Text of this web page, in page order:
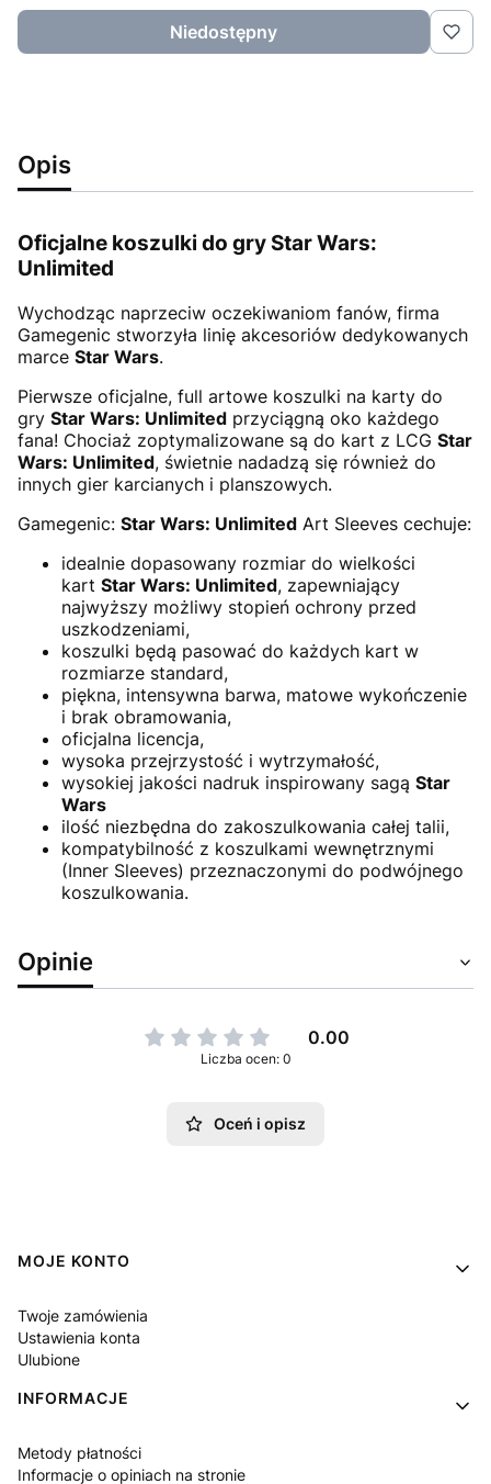
Niedostępny
Opis
Oficjalne koszulki do gry Star Wars:
Unlimited
Wychodząc naprzeciw oczekiwaniom fanów, firma
Gamegenic stworzyła linię akcesoriów dedykowanych
marce Star Wars.
Pierwsze oficjalne, full artowe koszulki na karty do
gry Star Wars: Unlimited przyciągną oko każdego
fana! Chociaż zoptymalizowane są do kart z LCG Star
Wars: Unlimited, świetnie nadadzą się również do
innych gier karcianych i planszowych.
Gamegenic: Star Wars: Unlimited Art Sleeves cechuje:
idealnie dopasowany rozmiar do wielkości
kart Star Wars: Unlimited, zapewniający
najwyższy możliwy stopień ochrony przed
uszkodzeniami,
koszulki będą pasować do każdych kart w
rozmiarze standard,
piękna, intensywna barwa, matowe wykończenie
i brak obramowania,
oficjalna licencja,
wysoka przejrzystość i wytrzymałość,
wysokiej jakości nadruk inspirowany sagą Star
Wars
ilość niezbędna do zakoszulkowania całej talii,
kompatybilność z koszulkami wewnętrznymi
(Inner Sleeves) przeznaczonymi do podwójnego
koszulkowania.
Opinie
0.00
Liczba ocen: 0
Oceń i opisz
Linki w stopce
MOJE KONTO
Twoje zamówienia
Ustawienia konta
Ulubione
INFORMACJE
Metody płatności
Informacje o opiniach na stronie